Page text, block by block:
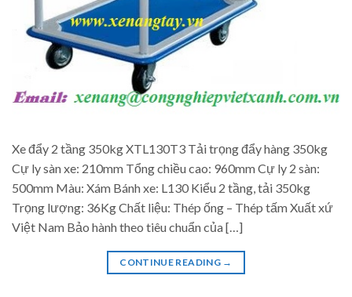
Xe đẩy 2 tầng 350kg XTL130T3 Tải trọng đẩy hàng 350kg
Cự ly sàn xe: 210mm Tổng chiều cao: 960mm Cự ly 2 sàn:
500mm Màu: Xám Bánh xe: L130 Kiểu 2 tầng, tải 350kg
Trọng lượng: 36Kg Chất liệu: Thép ống – Thép tấm Xuất xứ
Việt Nam Bảo hành theo tiêu chuẩn của […]
CONTINUE READING →